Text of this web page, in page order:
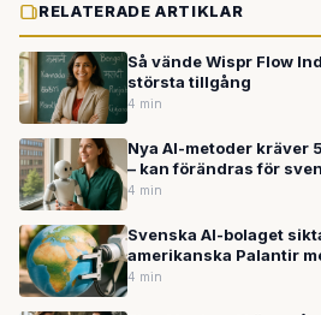
RELATERADE ARTIKLAR
Så vände Wispr Flow
största tillgång
4 min
Nya AI-metoder kräver
– kan förändras för
4 min
Svenska AI-bolaget
amerikanska Palantir
4 min